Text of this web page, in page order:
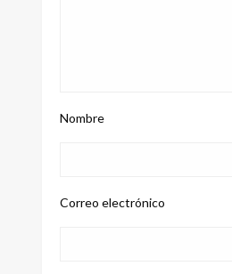
Nombre
Correo electrónico